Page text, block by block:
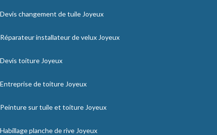
Devis changement de tuile Joyeux
Réparateur installateur de velux Joyeux
Devis toiture Joyeux
Entreprise de toiture Joyeux
Peinture sur tuile et toiture Joyeux
Habillage planche de rive Joyeux